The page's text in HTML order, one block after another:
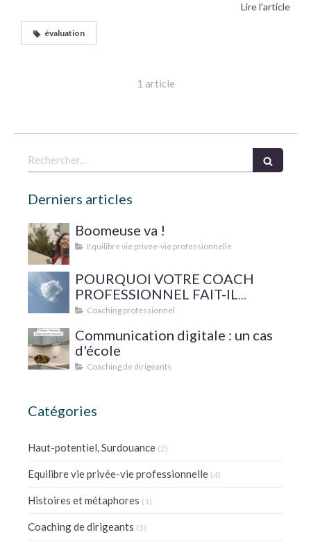
Lire l'article
évaluation
1 article
Rechercher
Derniers articles
Boomeuse va !
Equilibre vie privée-vie professionnelle
POURQUOI VOTRE COACH
PROFESSIONNEL FAIT-IL
SUPERVISER SA PRATIQUE ?
Coaching professionnel
Communication digitale : un cas
d'école
Coaching de dirigeants
Catégories
Haut-potentiel, Surdouance (2)
Equilibre vie privée-vie professionnelle (4)
Histoires et métaphores (1)
Coaching de dirigeants (3)